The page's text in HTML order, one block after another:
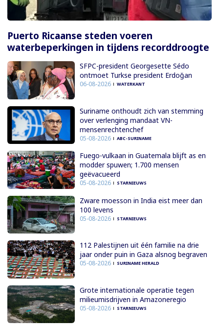
Puerto Ricaanse steden voeren
waterbeperkingen in tijdens recorddroogte
SFPC-president Georgesette Sédo
ontmoet Turkse president Erdoğan
06-08-2026 WATERKANT
Suriname onthoudt zich van stemming
over verlenging mandaat VN-
mensenrechtenchef
05-08-2026 ABC-SURINAME
Fuego-vulkaan in Guatemala blijft as en
modder spuwen; 1.700 mensen
geëvacueerd
05-08-2026 STARNIEUWS
Zware moesson in India eist meer dan
100 levens
05-08-2026 STARNIEUWS
112 Palestijnen uit één familie na drie
jaar onder puin in Gaza alsnog begraven
05-08-2026 SURINAME HERALD
Grote internationale operatie tegen
milieumisdrijven in Amazoneregio
05-08-2026 STARNIEUWS